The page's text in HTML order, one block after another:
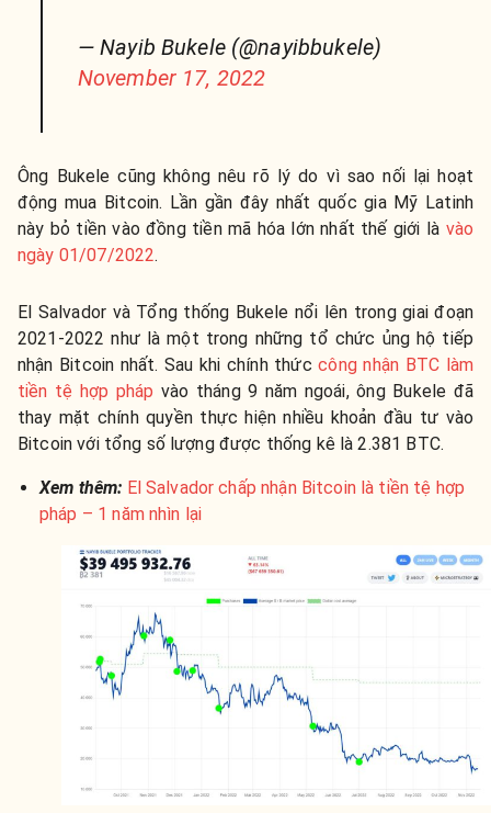
— Nayib Bukele (@nayibbukele)
November 17, 2022
Ông Bukele cũng không nêu rõ lý do vì sao nối lại hoạt
động mua Bitcoin. Lần gần đây nhất quốc gia Mỹ Latinh
này bỏ tiền vào đồng tiền mã hóa lớn nhất thế giới là vào
ngày 01/07/2022.
El Salvador và Tổng thống Bukele nổi lên trong giai đoạn
2021-2022 như là một trong những tổ chức ủng hộ tiếp
nhận Bitcoin nhất. Sau khi chính thức công nhận BTC làm
tiền tệ hợp pháp vào tháng 9 năm ngoái, ông Bukele đã
thay mặt chính quyền thực hiện nhiều khoản đầu tư vào
Bitcoin với tổng số lượng được thống kê là 2.381 BTC.
Xem thêm: El Salvador chấp nhận Bitcoin là tiền tệ hợp
pháp – 1 năm nhìn lại